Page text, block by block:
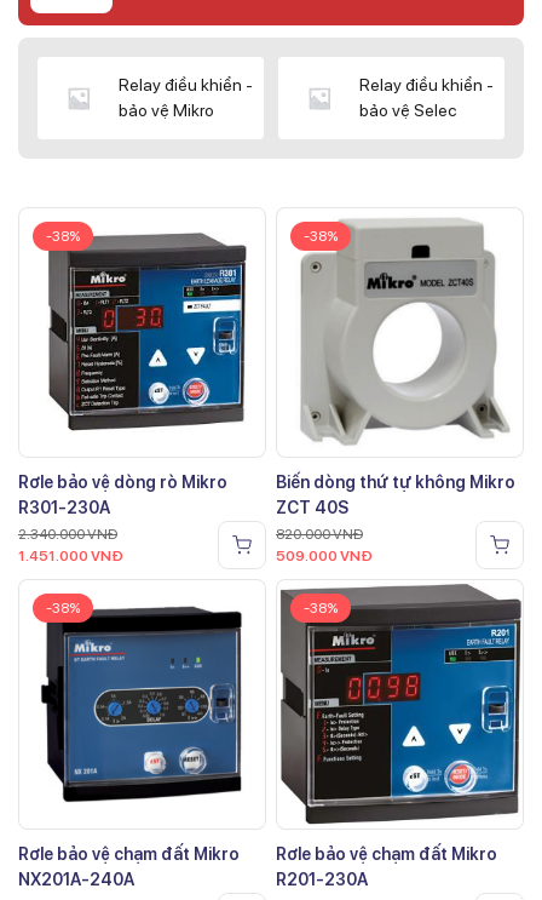
Relay điều khiển -
bảo vệ Mikro
Relay điều khiển -
bảo vệ Selec
-38%
Rơle bảo vệ dòng rò Mikro
R301-230A
2.340.000VNĐ
1.451.000 VNĐ
-38%
Biến dòng thứ tự không Mikro
ZCT 40S
820.000VNĐ
509.000 VNĐ
-38%
Rơle bảo vệ chạm đất Mikro
NX201A-240A
-38%
Rơle bảo vệ chạm đất Mikro
R201-230A